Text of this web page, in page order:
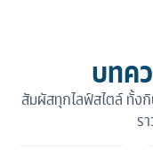
บทค
สัมผัสทุกไลฟ์สไตล์ ทั้ง
ร